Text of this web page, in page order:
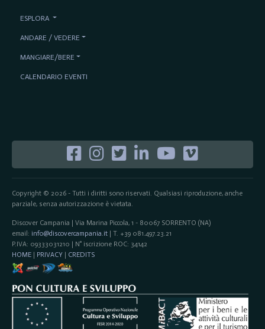
Copyright © 2026 - Tutti i diritti sono riservati. Qualsiasi riproduzione, anche
parziale, senza autorizzazione è vietata.
Discover Campania | Via Marina Piccola, 1 - 80067 SORRENTO (NA)
email: info@discovercampania.it| T. +39 081.497.23.21
P.IVA: 09333031210 | N° iscrizione ROC: 34142
HOME| PRIVACY | CREDITS
ESPLORA
ANDARE / VEDERE
MANGIARE/BERE
CALENDARIO EVENTI